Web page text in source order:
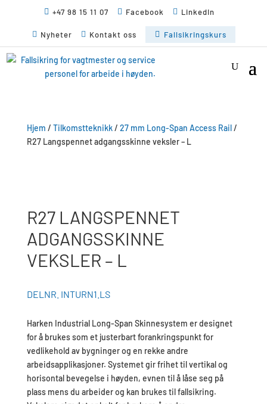
 +47 98 15 11 07  Facebook  LinkedIn
 Nyheter  Kontakt oss  Fallsikringskurs
Hjem / Tilkomstteknikk/ 27 mm Long-Span Access Rail/
R27 Langspennet adgangsskinne veksler – L
R27 LANGSPENNET
ADGANGSSKINNE
VEKSLER – L
DELNR. INTURN1.LS
Harken Industrial Long-Span Skinnesystem er designet
for å brukes som et justerbart forankringspunkt for
vedlikehold av bygninger og en rekke andre
arbeidsapplikasjoner. Systemet gir frihet til vertikal og
horisontal bevegelse i høyden, evnen til å låse seg på
plass mens du arbeider og kan brukes til fallsikring.